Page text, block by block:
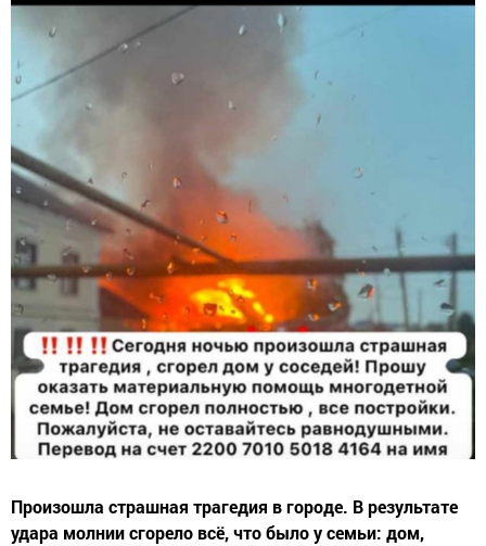
Произошла страшная трагедия в городе. В результате
удара молнии сгорело всё, что было у семьи: дом,